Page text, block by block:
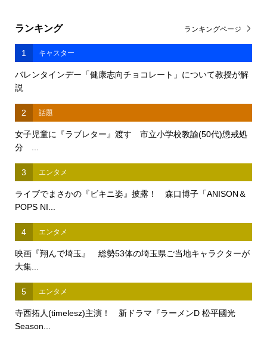
ランキング
1 キャスター
バレンタインデー「健康志向チョコレート」について教授が解
説
2 話題
女子児童に『ラブレター』渡す 市立小学校教諭(50代)懲戒処
分 ...
3 エンタメ
ライブでまさかの『ビキニ姿』披露！ 森口博子「ANISON＆
POPS NI...
4 エンタメ
映画『翔んで埼玉』 総勢53体の埼玉県ご当地キャラクターが
大集...
5 エンタメ
寺西拓人(timelesz)主演！ 新ドラマ『ラーメンD 松平國光
Season...
ランキングページ